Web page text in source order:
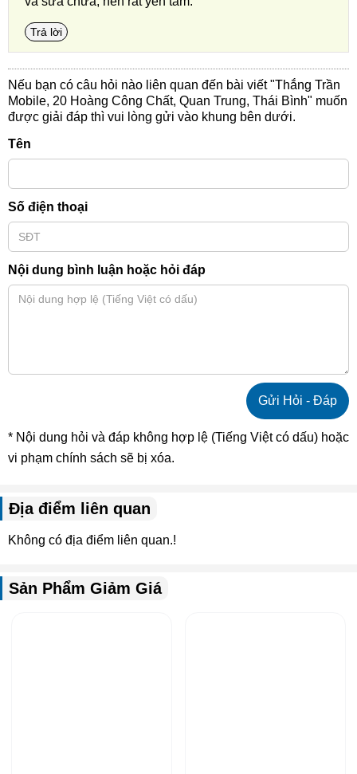
Trả lời
Nếu bạn có câu hỏi nào liên quan đến bài viết "Thắng Trần
Mobile, 20 Hoàng Công Chất, Quan Trung, Thái Bình" muốn
được giải đáp thì vui lòng gửi vào khung bên dưới.
Tên
Số điện thoại
Nội dung bình luận hoặc hỏi đáp
* Nội dung hỏi và đáp không hợp lệ (Tiếng Việt có dấu) hoặc
vi phạm chính sách sẽ bị xóa.
Địa điểm liên quan
Không có địa điểm liên quan.!
Sản Phẩm Giảm Giá